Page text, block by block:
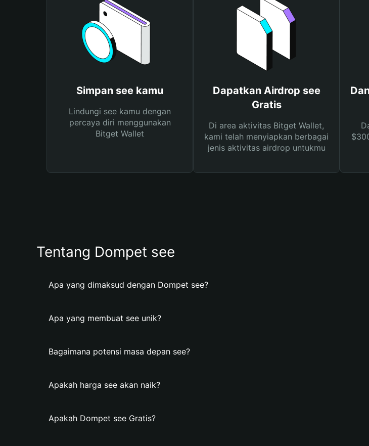
Simpan see kamu
Lindungi see kamu dengan
percaya diri menggunakan
Bitget Wallet
Dapatkan Airdrop see
Gratis
Di area aktivitas Bitget Wallet,
kami telah menyiapkan berbagai
jenis aktivitas airdrop untukmu
Tentang Dompet see
Apa yang dimaksud dengan Dompet see?
Apa yang membuat see unik?
Bagaimana potensi masa depan see?
Apakah harga see akan naik?
Apakah Dompet see Gratis?